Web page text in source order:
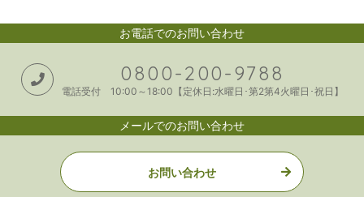
お電話でのお問い合わせ
0800-200-9788
電話受付 10:00～18:00【定休日:水曜日･第2第4火曜日･祝日】
メールでのお問い合わせ
お問い合わせ